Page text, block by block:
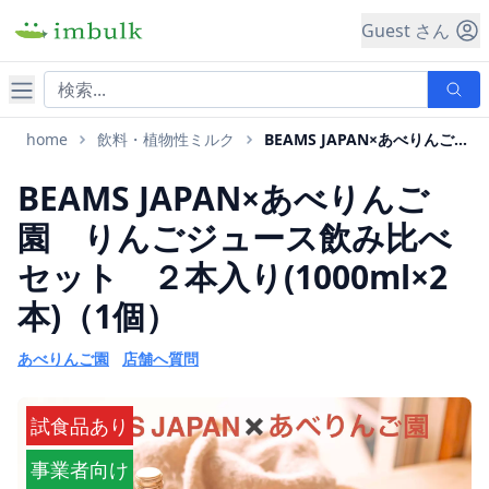
Guest さん
ナビゲーション
home 飲料・植物性ミルク BEAMS JAPAN×あべりんご園 りんごジュース飲み比べセット ２本入り(1000ml×2本)
BEAMS JAPAN×あべりんご
園 りんごジュース飲み比べ
セット ２本入り(1000ml×2
本)（1個）
あべりんご園 店舗へ質問
試食品あり
事業者向け